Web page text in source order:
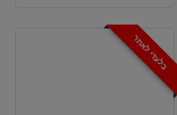
בלעדי לאתר